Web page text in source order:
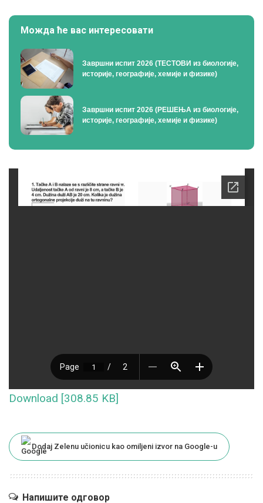
Можда ће вас интересовати
Завршни испит 2026 (ТЕСТОВИ из биологије,
историје, географије, хемије и физике)
Завршни испит 2026 (РЕШЕЊА из биологије,
историје, географије, хемије и физике)
Download [308.85 KB]
Dodaj Zelenu učionicu kao omiljeni izvor na Google-u
Напишите одговор